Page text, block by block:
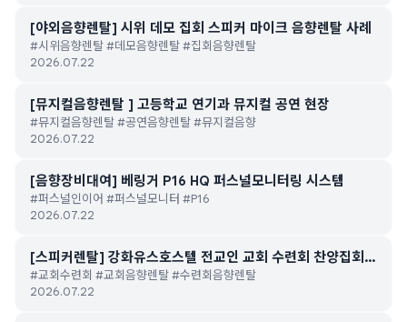
[야외음향렌탈] 시위 데모 집회 스피커 마이크 음향렌탈 사례
#시위음향렌탈 #데모음향렌탈 #집회음향렌탈
2026.07.22
[뮤지컬음향렌탈 ] 고등학교 연기과 뮤지컬 공연 현장
#뮤지컬음향렌탈 #공연음향렌탈 #뮤지컬음향
2026.07.22
[음향장비대여] 베링거 P16 HQ 퍼스널모니터링 시스템
#퍼스널인이어 #퍼스널모니터 #P16
2026.07.22
[스피커렌탈] 강화유스호스텔 전교인 교회 수련회 찬양집회
후기
#교회수련회 #교회음향렌탈 #수련회음향렌탈
2026.07.22